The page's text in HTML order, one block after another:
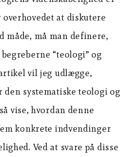
at diskutere
måde, må man definere,
“teologi” og
vil jeg udlægge,
systematiske teologi og
vise, hvordan denne
konkrete indvendinger
Ved at svare på disse